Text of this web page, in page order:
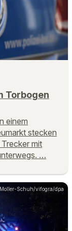
Torbogen
einem
stecken
mit
…
Moller-Schuh/vifogra/dpa